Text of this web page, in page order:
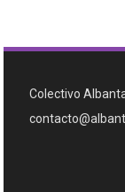
Colectivo